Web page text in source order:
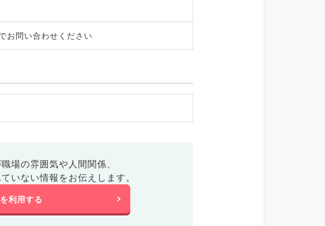
お問い合わせください
職場の雰囲気や人間関係、
いない情報をお伝えします。
利用する